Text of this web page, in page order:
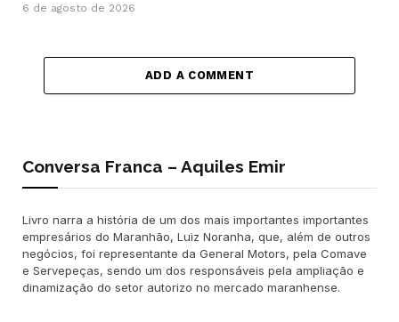
6 de agosto de 2026
ADD A COMMENT
Conversa Franca – Aquiles Emir
Livro narra a história de um dos mais importantes importantes
empresários do Maranhão, Luiz Noranha, que, além de outros
negócios, foi representante da General Motors, pela Comave
e Servepeças, sendo um dos responsáveis pela ampliação e
dinamização do setor autorizo no mercado maranhense.